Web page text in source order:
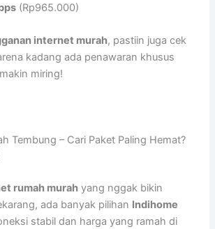
(Rp965.000)
internet murah, pastiin juga cek
kadang ada penawaran khusus
miring!
Tembung – Cari Paket Paling Hemat?
rumah murah yang nggak bikin
ada banyak pilihan Indihome
stabil dan harga yang ramah di